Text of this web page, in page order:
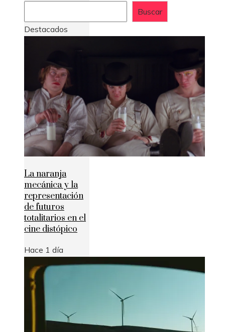
Buscar
Destacados
La naranja
mecánica y la
representación
de futuros
totalitarios en el
cine distópico
Hace 1 día